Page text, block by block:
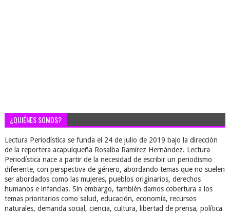
¿QUIÉNES SOMOS?
Lectura Periodística se funda el 24 de julio de 2019 bajo la dirección
de la reportera acapulqueña Rosalba Ramírez Hernández. Lectura
Periodística nace a partir de la necesidad de escribir un periodismo
diferente, con perspectiva de género, abordando temas que no suelen
ser abordados como las mujeres, pueblos originarios, derechos
humanos e infancias. Sin embargo, también damos cobertura a los
temas prioritarios como salud, educación, economía, recursos
naturales, demanda social, ciencia, cultura, libertad de prensa, política